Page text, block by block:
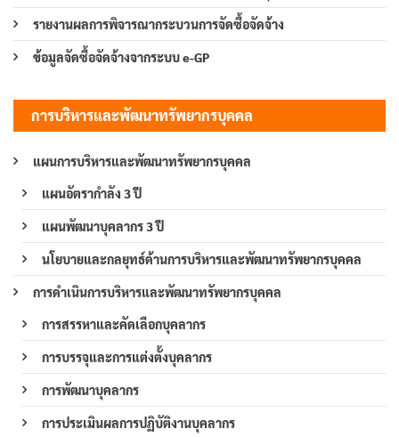
รายงานผลการพิจารณากระบวนการจัดซื้อจัดจ้าง
ข้อมูลจัดซื้อจัดจ้างจากระบบ e-GP
การบริหารและพัฒนาทรัพยากรบุคคล
แผนการบริหารและพัฒนาทรัพยากรบุคคล
แผนอัตรากำลัง 3 ปี
แผนพัฒนาบุคลากร 3 ปี
นโยบายและกลยุทธ์ด้านการบริหารและพัฒนาทรัพยากรบุคคล
การดำเนินการบริหารและพัฒนาทรัพยากรบุคคล
การสรรหาและคัดเลือกบุคลากร
การบรรจุและการแต่งตั้งบุคลากร
การพัฒนาบุคลากร
การประเมินผลการปฏิบัติงานบุคลากร